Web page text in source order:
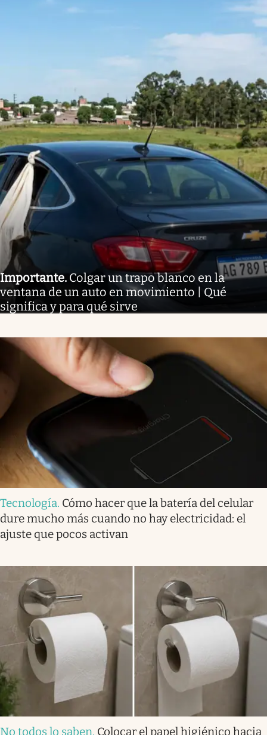
Importante. Colgar un trapo blanco en la
ventana de un auto en movimiento | Qué
significa y para qué sirve
Tecnología. Cómo hacer que la batería del celular
dure mucho más cuando no hay electricidad: el
ajuste que pocos activan
No todos lo saben. Colocar el papel higiénico hacia